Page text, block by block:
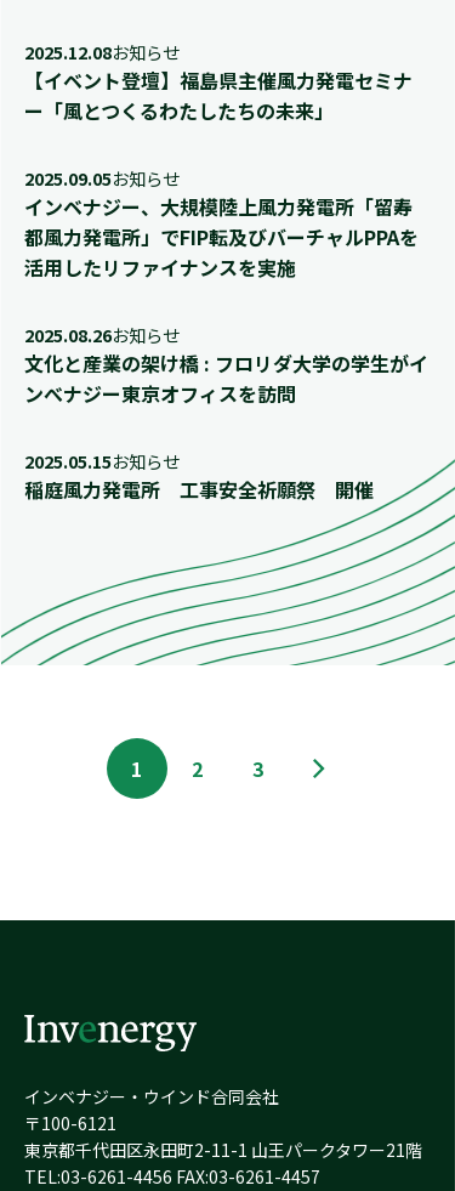
2025.12.08お知らせ
【イベント登壇】福島県主催風力発電セミナ
ー「風とつくるわたしたちの未来」
2025.09.05お知らせ
インベナジー、大規模陸上風力発電所「留寿
都風力発電所」でFIP転及びバーチャルPPAを
活用したリファイナンスを実施
2025.08.26お知らせ
文化と産業の架け橋 : フロリダ大学の学生がイ
ンべナジー東京オフィスを訪問
2025.05.15お知らせ
稲庭風力発電所 工事安全祈願祭 開催
1 2 3
インベナジー・ウインド合同会社
〒100-6121
東京都千代田区永田町2-11-1 山王パークタワー21階
TEL:03-6261-4456 FAX:03-6261-4457